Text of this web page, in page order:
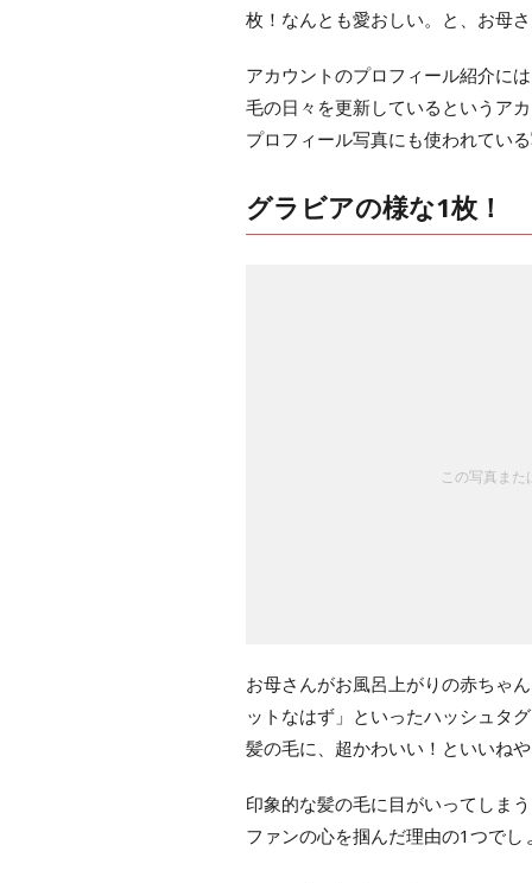
枚！なんとも愛おしい。と、お母
アカウントのプロフィール紹介に
毛の日々を更新しているというア
プロフィール写真にも使われてい
グラビアの様な1枚！
この写真ま
お母さんがお風呂上がりの赤ちゃ
ットなはず」といったハッシュタ
髪の毛に、超かわいい！といいね
印象的な髪の毛に目がいってしま
ファンの心を掴んだ理由の1つでし